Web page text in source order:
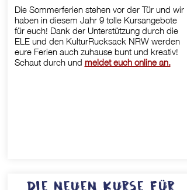
Die Sommerferien stehen vor der Tür und wir
haben in diesem Jahr 9 tolle Kursangebote
für euch! Dank der Unterstützung durch die
ELE und den KulturRucksack NRW werden
eure Ferien auch zuhause bunt und kreativ!
Schaut durch undmeldet euch online an.
Die neuen Kurse für